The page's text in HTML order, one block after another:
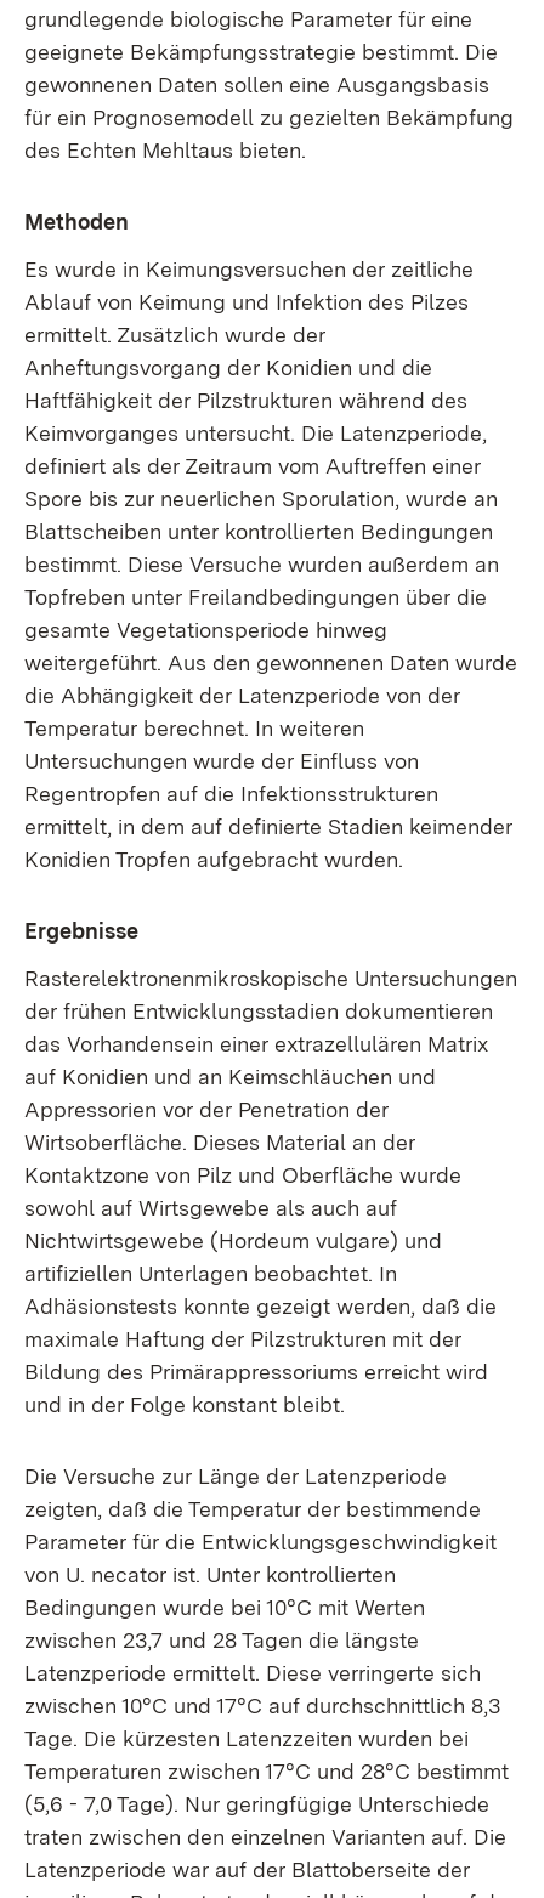
grundlegende biologische Parameter für eine
geeignete Bekämpfungsstrategie bestimmt. Die
gewonnenen Daten sollen eine Ausgangsbasis
für ein Prognosemodell zu gezielten Bekämpfung
des Echten Mehltaus bieten.
Methoden
Es wurde in Keimungsversuchen der zeitliche
Ablauf von Keimung und Infektion des Pilzes
ermittelt. Zusätzlich wurde der
Anheftungsvorgang der Konidien und die
Haftfähigkeit der Pilzstrukturen während des
Keimvorganges untersucht. Die Latenzperiode,
definiert als der Zeitraum vom Auftreffen einer
Spore bis zur neuerlichen Sporulation, wurde an
Blattscheiben unter kontrollierten Bedingungen
bestimmt. Diese Versuche wurden außerdem an
Topfreben unter Freilandbedingungen über die
gesamte Vegetationsperiode hinweg
weitergeführt. Aus den gewonnenen Daten wurde
die Abhängigkeit der Latenzperiode von der
Temperatur berechnet. In weiteren
Untersuchungen wurde der Einfluss von
Regentropfen auf die Infektionsstrukturen
ermittelt, in dem auf definierte Stadien keimender
Konidien Tropfen aufgebracht wurden.
Ergebnisse
Rasterelektronenmikroskopische Untersuchungen
der frühen Entwicklungsstadien dokumentieren
das Vorhandensein einer extrazellulären Matrix
auf Konidien und an Keimschläuchen und
Appressorien vor der Penetration der
Wirtsoberfläche. Dieses Material an der
Kontaktzone von Pilz und Oberfläche wurde
sowohl auf Wirtsgewebe als auch auf
Nichtwirtsgewebe (Hordeum vulgare) und
artifiziellen Unterlagen beobachtet. In
Adhäsionstests konnte gezeigt werden, daß die
maximale Haftung der Pilzstrukturen mit der
Bildung des Primärappressoriums erreicht wird
und in der Folge konstant bleibt.
Die Versuche zur Länge der Latenzperiode
zeigten, daß die Temperatur der bestimmende
Parameter für die Entwicklungsgeschwindigkeit
von U. necator ist. Unter kontrollierten
Bedingungen wurde bei 10°C mit Werten
zwischen 23,7 und 28 Tagen die längste
Latenzperiode ermittelt. Diese verringerte sich
zwischen 10°C und 17°C auf durchschnittlich 8,3
Tage. Die kürzesten Latenzzeiten wurden bei
Temperaturen zwischen 17°C und 28°C bestimmt
(5,6 - 7,0 Tage). Nur geringfügige Unterschiede
traten zwischen den einzelnen Varianten auf. Die
Latenzperiode war auf der Blattoberseite der